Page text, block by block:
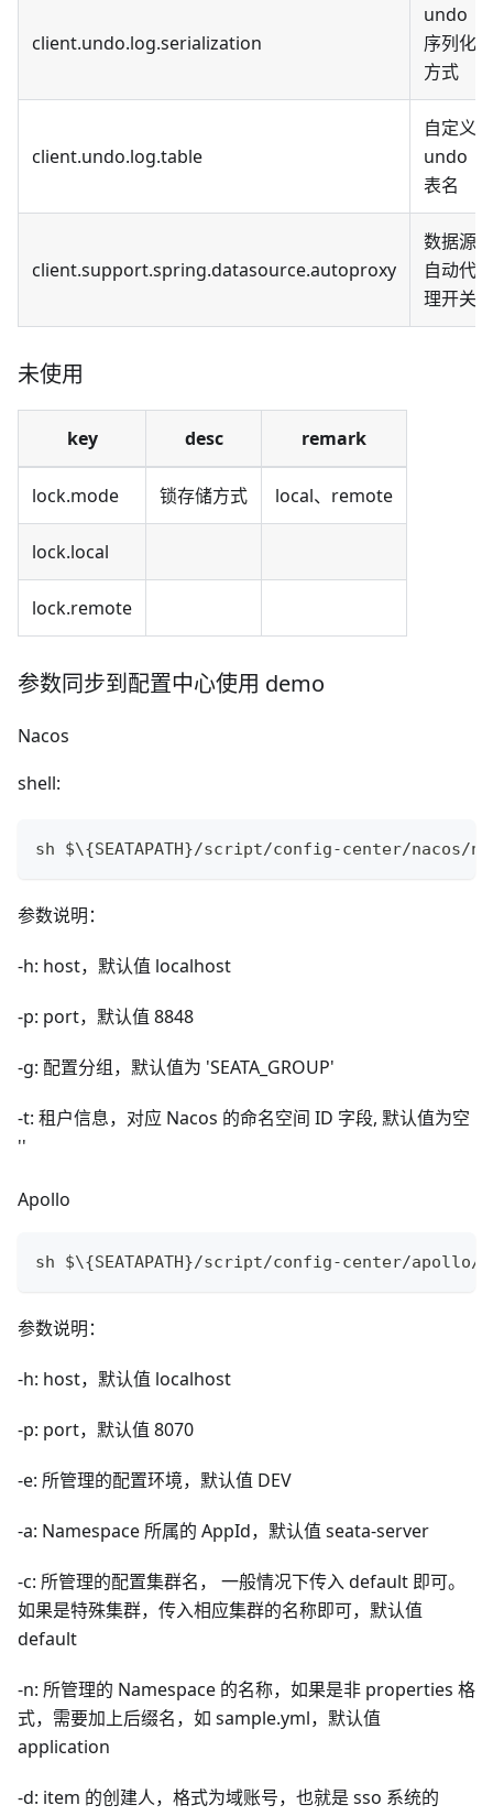
client.undo.log.serialization
undo
序列化
方式
client.undo.log.table
自定义
undo
表名
client.support.spring.datasource.autoproxy
数据源
自动代
理开关
未使用
key desc remark
lock.mode 锁存储方式 local、remote
lock.local
lock.remote
参数同步到配置中心使用 demo
Nacos
shell:
sh $\{SEATAPATH}/script/config-center/nacos/
参数说明：
-h: host，默认值 localhost
-p: port，默认值 8848
-g: 配置分组，默认值为 'SEATA_GROUP'
-t: 租户信息，对应 Nacos 的命名空间 ID 字段, 默认值为空
''
Apollo
sh $\{SEATAPATH}/script/config-center/
参数说明：
-h: host，默认值 localhost
-p: port，默认值 8070
-e: 所管理的配置环境，默认值 DEV
-a: Namespace 所属的 AppId，默认值 seata-server
-c: 所管理的配置集群名， 一般情况下传入 default 即可。
如果是特殊集群，传入相应集群的名称即可，默认值
default
-n: 所管理的 Namespace 的名称，如果是非 properties 格
式，需要加上后缀名，如 sample.yml，默认值
application
-d: item 的创建人，格式为域账号，也就是 sso 系统的